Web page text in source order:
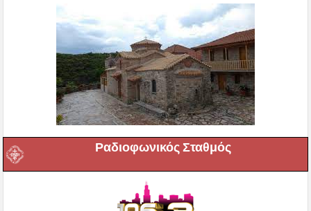
Ραδιοφωνικός Σταθμός